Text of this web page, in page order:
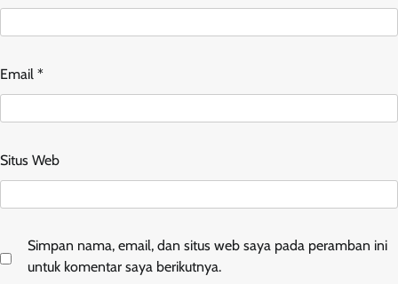
Email *
Situs Web
Simpan nama, email, dan situs web saya pada peramban ini
untuk komentar saya berikutnya.